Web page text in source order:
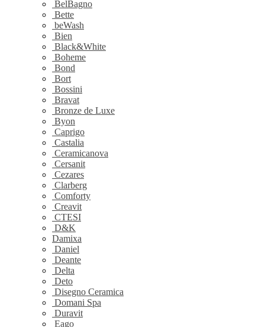
BelBagno
Bette
beWash
Bien
Black&White
Boheme
Bond
Bort
Bossini
Bravat
Bronze de Luxe
Byon
Caprigo
Castalia
Ceramicanova
Cersanit
Cezares
Clarberg
Comforty
Creavit
CTESI
D&K
Damixa
Daniel
Deante
Delta
Deto
Disegno Ceramica
Domani Spa
Duravit
Eago